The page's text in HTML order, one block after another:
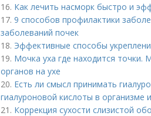
16. Как лечить насморк быстро и
17. 9 способов профилактики
заболеваний почек
18. Эффективные способы
19. Мочка уха где находится
органов на ухе
20. Есть ли смысл принимать
гиалуроновой кислоты в организме
21. Коррекция сухости слизистой